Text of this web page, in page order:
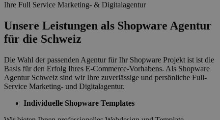
Ihre Full Service Marketing- & Digitalagentur
Unsere Leistungen als Shopware Agentur
für die Schweiz
Die Wahl der passenden Agentur für Ihr Shopware Projekt ist ist die
Basis für den Erfolg Ihres E-Commerce-Vorhabens. Als Shopware
Agentur Schweiz sind wir Ihre zuverlässige und persönliche Full-
Service Marketing- und Digitalagentur.
Individuelle Shopware Templates